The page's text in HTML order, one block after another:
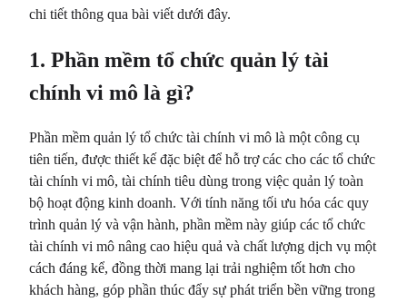
chi tiết thông qua bài viết dưới đây.
1. Phần mềm tổ chức quản lý tài
chính vi mô là gì?
Phần mềm quản lý tổ chức tài chính vi mô là một công cụ
tiên tiến, được thiết kế đặc biệt để hỗ trợ các cho các tổ chức
tài chính vi mô, tài chính tiêu dùng trong việc quản lý toàn
bộ hoạt động kinh doanh. Với tính năng tối ưu hóa các quy
trình quản lý và vận hành, phần mềm này giúp các tổ chức
tài chính vi mô nâng cao hiệu quả và chất lượng dịch vụ một
cách đáng kể, đồng thời mang lại trải nghiệm tốt hơn cho
khách hàng, góp phần thúc đẩy sự phát triển bền vững trong